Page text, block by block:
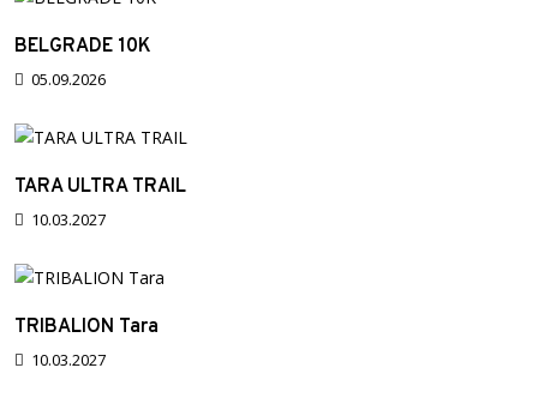
BELGRADE 10K
05.09.2026
TARA ULTRA TRAIL
10.03.2027
TRIBALION Tara
10.03.2027